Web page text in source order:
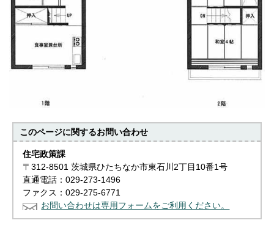
このページに関するお問い合わせ
住宅政策課
〒312-8501 茨城県ひたちなか市東石川2丁目10番1号
直通電話：029-273-1496
ファクス：029-275-6771
お問い合わせは専用フォームをご利用ください。